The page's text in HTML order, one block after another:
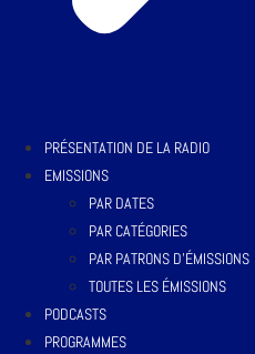
PRÉSENTATION DE LA RADIO
EMISSIONS
PAR DATES
PAR CATÉGORIES
PAR PATRONS D’ÉMISSIONS
TOUTES LES ÉMISSIONS
PODCASTS
PROGRAMMES